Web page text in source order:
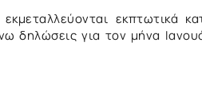
εκμεταλλεύονται εκπτωτικά
δηλώσεις για τον μήνα